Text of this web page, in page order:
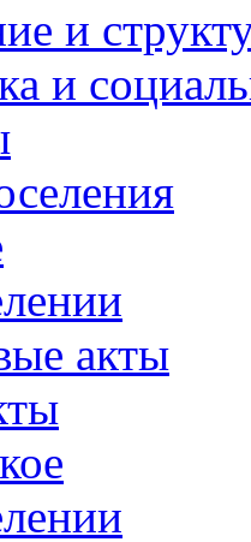
и
и
акты